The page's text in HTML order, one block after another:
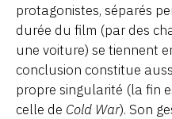
protagonistes, séparés
durée du film (par des
une voiture) se tiennent
conclusion constitue
propre singularité (la fin
celle de Cold War). Son